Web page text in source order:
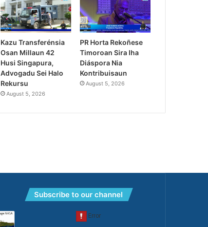
Kazu Transferénsia
Osan Millaun 42
Husi Singapura,
Advogadu Sei Halo
Rekursu
August 5, 2026
PR Horta Rekoñese
Timoroan Sira Iha
Diáspora Nia
Kontribuisaun
August 5, 2026
Subscribe to our channel